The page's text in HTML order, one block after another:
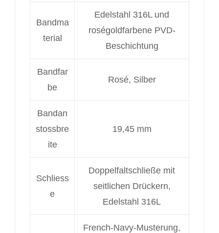
Bandma
terial
Edelstahl 316L und
roségoldfarbene PVD-
Beschichtung
Bandfar
be
Rosé, Silber
Bandan
stossbre
ite
19,45 mm
Schliess
e
Doppelfaltschließe mit
seitlichen Drückern,
Edelstahl 316L
French-Navy-Musterung,